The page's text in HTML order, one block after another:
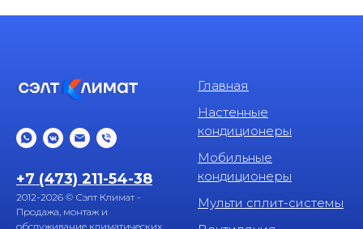
+7 (473) 211-54-38
2012-2026 © Сэлт Климат -
Продажа, монтаж и
обслуживание климатических
Главная
Настенные
кондиционеры
Мобильные
кондиционеры
Мульти сплит-системы